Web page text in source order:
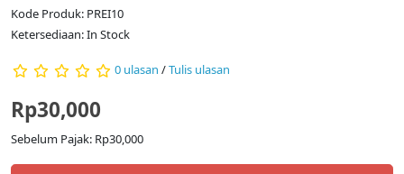
Kode Produk: PREI10
Ketersediaan: In Stock
0 ulasan /Tulis ulasan
Rp30,000
Sebelum Pajak: Rp30,000